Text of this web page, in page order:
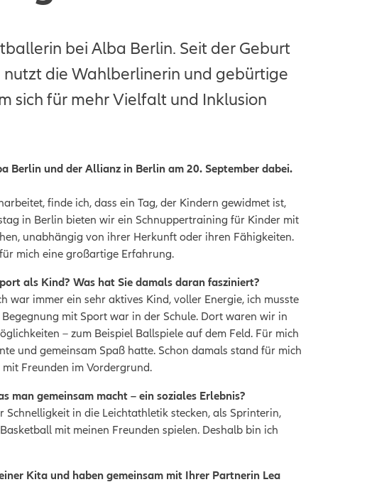
bei Alba Berlin. Seit der Geburt
nutzt die Wahlberlinerin und gebürtige
sich für mehr Vielfalt und Inklusion
Berlin und der Allianz in Berlin am 20. September dabei.
finde ich, dass ein Tag, der Kindern gewidmet ist,
in Berlin bieten wir ein Schnuppertraining für Kinder mit
unabhängig von ihrer Herkunft oder ihren Fähigkeiten.
mich eine großartige Erfahrung.
als Kind? Was hat Sie damals daran fasziniert?
war immer ein sehr aktives Kind, voller Energie, ich musste
mit Sport war in der Schule. Dort waren wir in
– zum Beispiel Ballspiele auf dem Feld. Für mich
und gemeinsam Spaß hatte. Schon damals stand für mich
Freunden im Vordergrund.
man gemeinsam macht – ein soziales Erlebnis?
in die Leichtathletik stecken, als Sprinterin,
mit meinen Freunden spielen. Deshalb bin ich
Kita und haben gemeinsam mit Ihrer Partnerin Lea